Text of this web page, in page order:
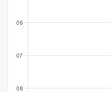
06
07
08